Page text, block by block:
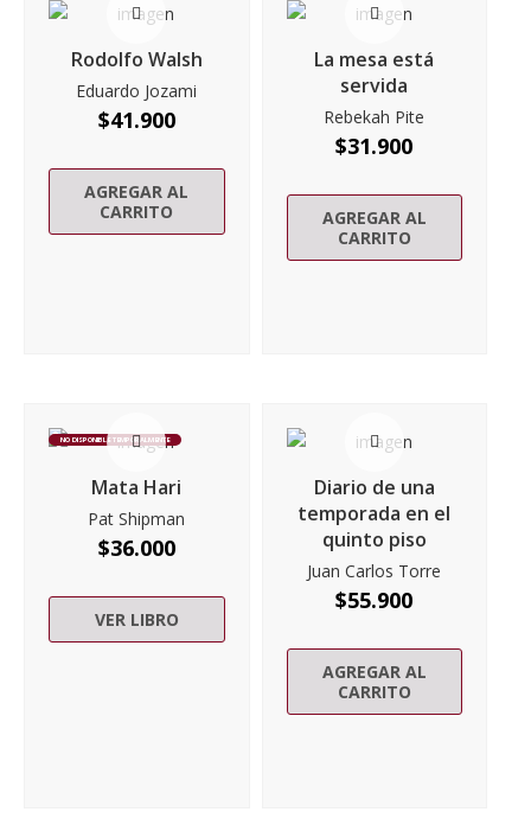
Rodolfo Walsh
Eduardo Jozami
$41.900
AGREGAR AL
CARRITO
La mesa está
servida
Rebekah Pite
$31.900
AGREGAR AL
CARRITO
NO DISPONIBLE TEMPORALMENTE
Mata Hari
Pat Shipman
$36.000
VER LIBRO
Diario de una
temporada en el
quinto piso
Juan Carlos Torre
$55.900
AGREGAR AL
CARRITO